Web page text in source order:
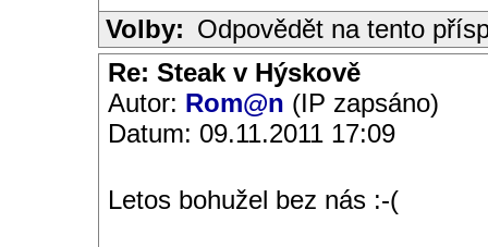
Volby: Odpovědět na tento
Re: Steak v Hýskově
Autor: Rom@n (IP zapsáno)
Datum: 09.11.2011 17:09
Letos bohužel bez nás :-(